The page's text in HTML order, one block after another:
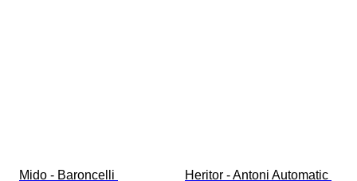
Mido - Baroncelli Heritor - Antoni Automatic